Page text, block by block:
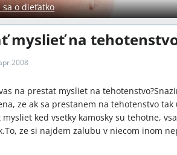
sa o dieťatko
myslieť na
2008
na prestat mysliet na
ze ak sa prestanem na tehotenstvo
ked vsetky kamosky su tehotne,
ze si najdem zalubu v niecom inom